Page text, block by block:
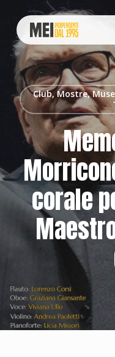
main
content
Club, Mostre,
corale